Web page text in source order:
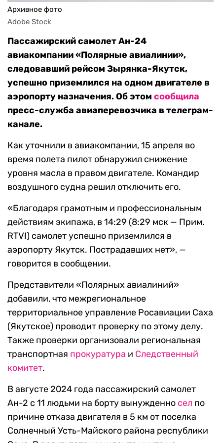
Архивное фото
Adobe Stock
Пассажирский самолет Ан-24
авиакомпании «Полярные авиалинии»,
следовавший рейсом Зырянка-Якутск,
успешно приземлился на одном двигателе в
аэропорту назначения. Об этом сообщила
пресс-служба авиаперевозчика в телеграм-
канале.
Как уточнили в авиакомпании, 15 апреля во
время полета пилот обнаружил снижение
уровня масла в правом двигателе. Командир
воздушного судна решил отключить его.
«Благодаря грамотным и профессиональным
действиям экипажа, в 14:29 (8:29 мск — Прим.
RTVI) самолет успешно приземлился в
аэропорту Якутск. Пострадавших нет», —
говорится в сообщении.
Представители «Полярных авиалиний»
добавили, что межрегиональное
территориальное управление Росавиации Саха
(Якутское) проводит проверку по этому делу.
Также проверки организовали региональная
транспортная прокуратура и Следственный
комитет.
В августе 2024 года пассажирский самолет
Ан-2 с 11 людьми на борту вынужденно сел по
причине отказа двигателя в 5 км от поселка
Солнечный Усть-Майского района республики